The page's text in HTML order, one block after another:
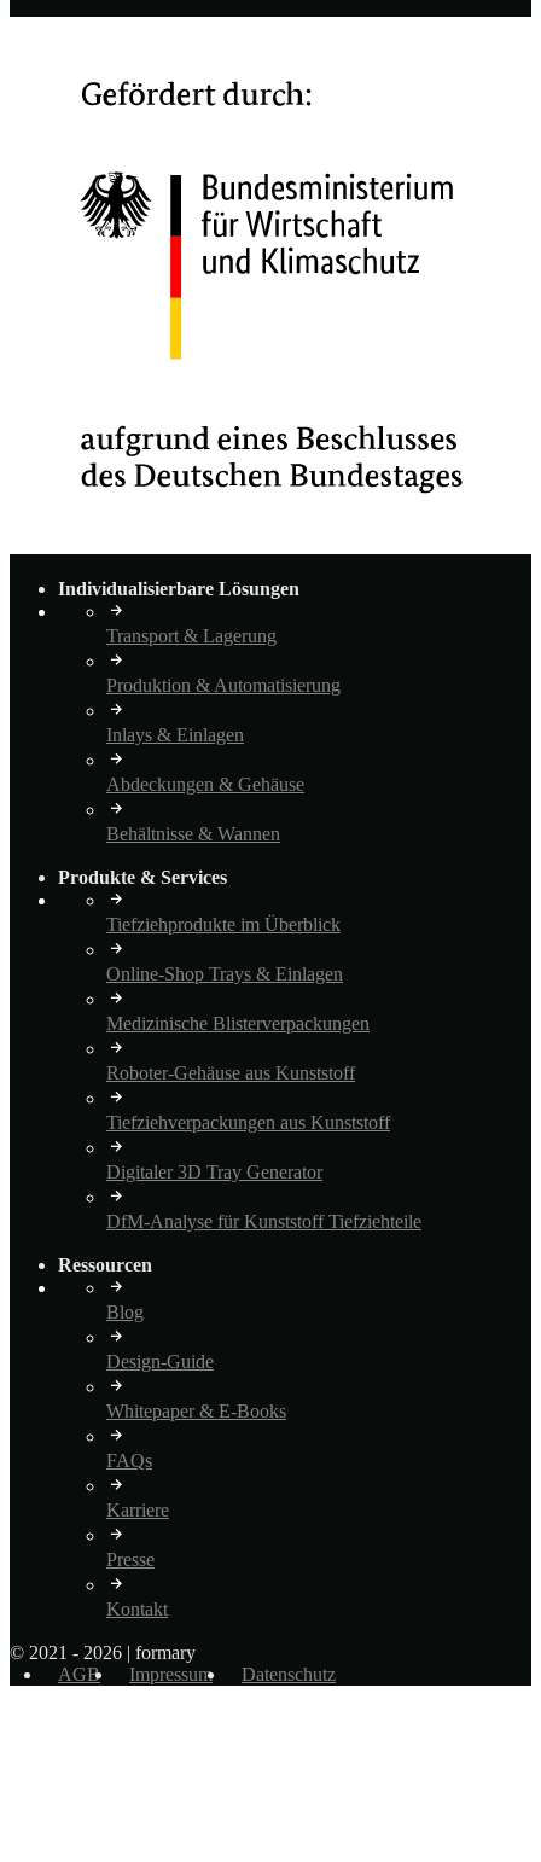
Individualisierbare Lösungen
Transport & Lagerung
Produktion & Automatisierung
Inlays & Einlagen
Abdeckungen & Gehäuse
Behältnisse & Wannen
Produkte & Services
Tiefziehprodukte im Überblick
Online-Shop Trays & Einlagen
Medizinische Blisterverpackungen
Roboter-Gehäuse aus Kunststoff
Tiefziehverpackungen aus Kunststoff
Digitaler 3D Tray Generator
DfM-Analyse für Kunststoff Tiefziehteile
Ressourcen
Blog
Design-Guide
Whitepaper & E-Books
FAQs
Karriere
Presse
Kontakt
© 2021 - 2026 | formary
AGB
Impressum Datenschutz